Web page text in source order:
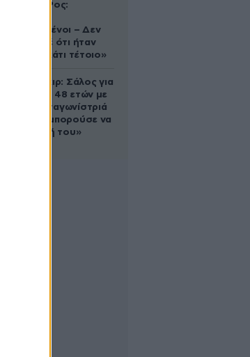
Ελίζαμπεθ Ρος:
συντετριμμένοι – Δεν
έδειξε ποτέ ότι ήταν
ικανός για κάτι τέτοιο»
Ρίτσαρντ Γκιρ: Σάλος για
τη διαφορά 48 ετών με
τη συμπρωταγωνίστριά
του – «Θα μπορούσε να
είναι εγγονή του»